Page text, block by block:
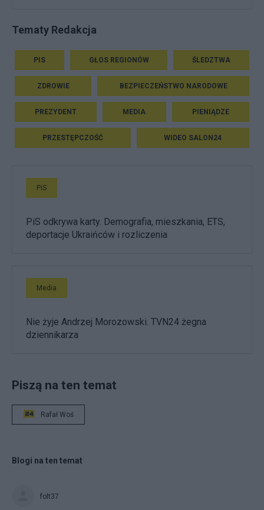
Tematy Redakcja
PIS GŁOS REGIONÓW ŚLEDZTWA
ZDROWIE BEZPIECZEŃSTWO NARODOWE
PREZYDENT MEDIA PIENIĄDZE
PRZESTĘPCZOŚĆ WIDEO SALON24
PiS
PiS odkrywa karty. Demografia, mieszkania, ETS,
deportacje Ukraińców i rozliczenia
Media
Nie żyje Andrzej Morozowski. TVN24 żegna
dziennikarza
Piszą na ten temat
Rafał Woś
Blogi na ten temat
folt37